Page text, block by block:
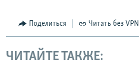
Поделиться Читать без VPN
ЧИТАЙТЕ ТАКЖЕ: